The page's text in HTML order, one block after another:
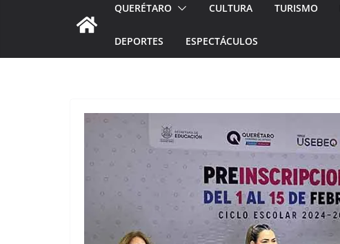
QUERÉTARO CULTURA TURISMO
DEPORTES ESPECTÁCULOS